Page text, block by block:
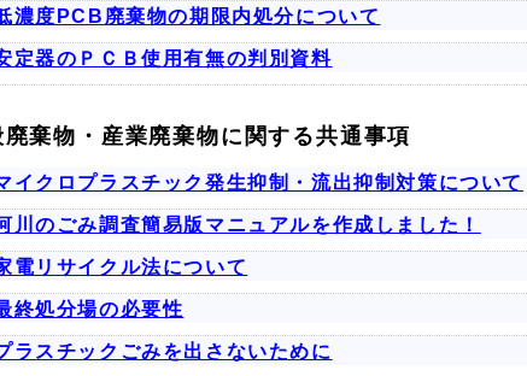
濃度PCB廃棄物の期限内処分について
定器のＰＣＢ使用有無の判別資料
廃棄物・産業廃棄物に関する共通事項
イクロプラスチック発生抑制・流出抑制対策について
川のごみ調査簡易版マニュアルを作成しました！
電リサイクル法について
終処分場の必要性
ラスチックごみを出さないために